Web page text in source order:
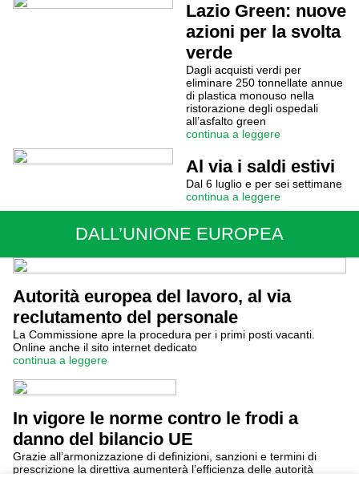
Lazio Green: nuove
azioni per la svolta
verde
Dagli acquisti verdi per
eliminare 250 tonnellate annue
di plastica monouso nella
ristorazione degli ospedali
all’asfalto green
continua a leggere
Al via i saldi estivi
Dal 6 luglio e per sei settimane
continua a leggere
DALL’UNIONE EUROPEA
Autorità europea del lavoro, al via
reclutamento del personale
La Commissione apre la procedura per i primi posti vacanti.
Online anche il sito internet dedicato
continua a leggere
In vigore le norme contro le frodi a
danno del bilancio UE
Grazie all’armonizzazione di definizioni, sanzioni e termini di
prescrizione la direttiva aumenterà l’efficienza delle autorità